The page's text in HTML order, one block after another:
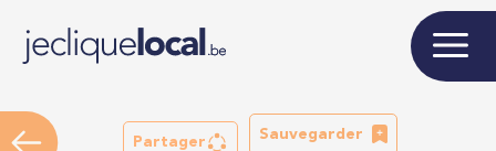
Partager
Sauvegarder